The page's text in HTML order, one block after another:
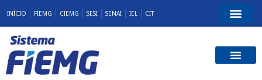
INÍCIO FIEMG CIEMG SESI SENAI IEL CIT